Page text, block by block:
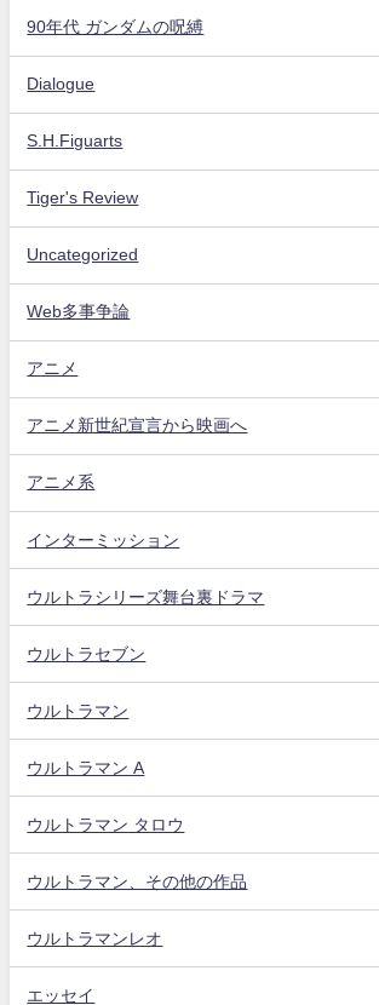
90年代 ガンダムの呪縛
Dialogue
S.H.Figuarts
Tiger's Review
Uncategorized
Web多事争論
アニメ
アニメ新世紀宣言から映画へ
アニメ系
インターミッション
ウルトラシリーズ舞台裏ドラマ
ウルトラセブン
ウルトラマン
ウルトラマン A
ウルトラマン タロウ
ウルトラマン、その他の作品
ウルトラマンレオ
エッセイ